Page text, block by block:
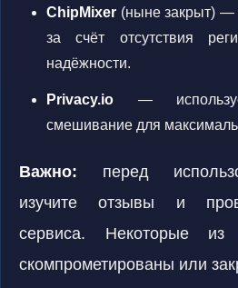
ChipMixer (ныне закрыт) —
за счёт отсутствия
надёжности.
Privacy.io —
смешивание для
Важно: перед
изучите отзывы и
сервиса. Некоторые
скомпрометированы или